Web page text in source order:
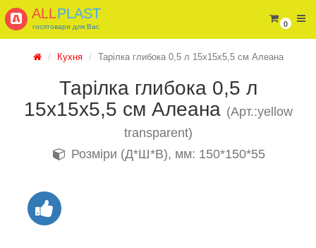
0
ALLPLAST
госптовари для Вас
Кухня Тарілка глибока 0,5 л 15х15х5,5 см Алеана
Тарілка глибока 0,5 л
15х15х5,5 см Алеана (Арт.:yellow
transparent)
Розміри (Д*Ш*В), мм: 150*150*55